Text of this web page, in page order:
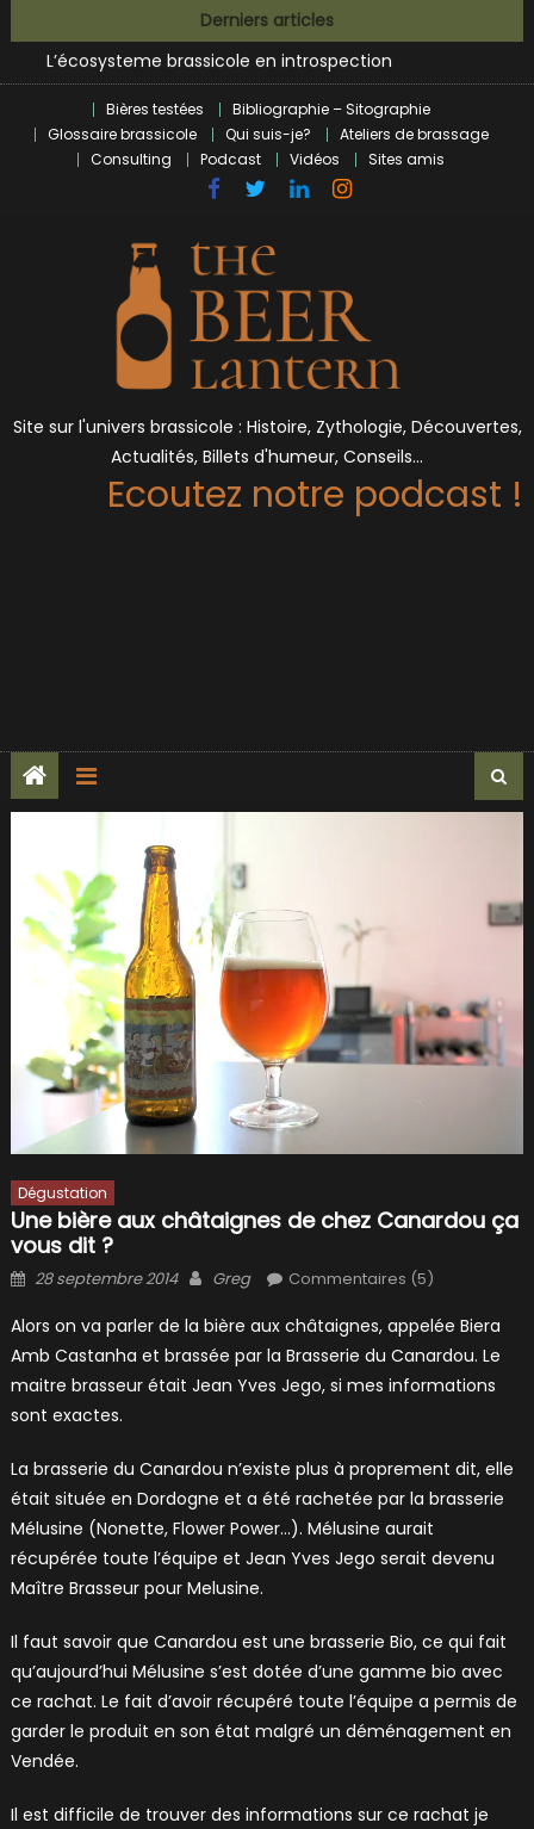
to
content
Derniers articles
Bières et célébrités
L’écosysteme brassicole en introspection
Zoumaï : pionnier de la révolution craft à Marseille
L’intelligence artificielle dans le milieu brassicole
BrewDog racheté par Tilray pour une bouchée de pain ?
Bières et célébrités
Bières testées
Bibliographie – Sitographie
Glossaire brassicole
Qui suis-je?
Ateliers de brassage
Consulting
Podcast Vidéos Sites amis
Site sur l'univers brassicole : Histoire, Zythologie, Découvertes,
Actualités, Billets d'humeur, Conseils…
Ecoutez notre podcast !
Dégustation
Une bière aux châtaignes de chez Canardou ça
vous dit ?
Posted
28 septembre 2014 Author
Greg Commentaires (5)
Alors on va parler de la bière aux châtaignes, appelée Biera
Amb Castanha et brassée par la Brasserie du Canardou. Le
maitre brasseur était Jean Yves Jego, si mes informations
sont exactes.
La brasserie du Canardou n’existe plus à proprement dit, elle
était située en Dordogne et a été rachetée par la brasserie
Mélusine (Nonette, Flower Power…). Mélusine aurait
récupérée toute l’équipe et Jean Yves Jego serait devenu
Maître Brasseur pour Melusine.
Il faut savoir que Canardou est une brasserie Bio, ce qui fait
qu’aujourd’hui Mélusine s’est dotée d’une gamme bio avec
ce rachat. Le fait d’avoir récupéré toute l’équipe a permis de
garder le produit en son état malgré un déménagement en
Vendée.
Il est difficile de trouver des informations sur ce rachat je